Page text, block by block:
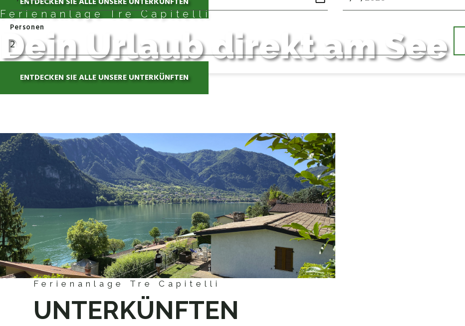
Ferienanlage Tre Capitelli
Dein Urlaub direkt am See
ENTDECKEN SIE ALLE UNSERE UNTERKÜNFTEN
Personen
Ferienanlage Tre Capitelli
UNTERKÜNFTEN